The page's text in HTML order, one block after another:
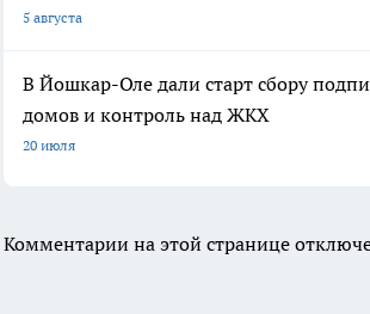
5 августа
В Йошкар-Оле дали старт сбору
домов и контроль над ЖКХ
20 июля
Комментарии на этой странице